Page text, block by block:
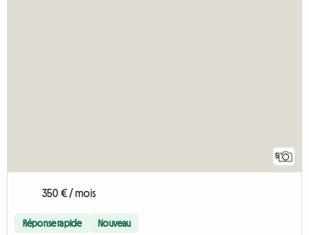
5
350 € / mois
Réponse rapide Nouveau